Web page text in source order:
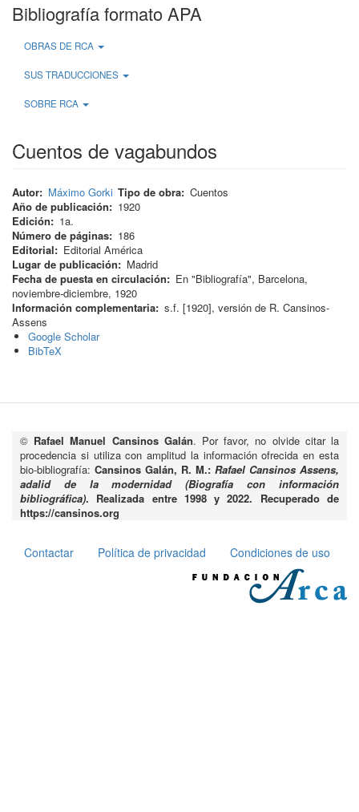
Bibliografía formato APA
OBRAS DE RCA
SUS TRADUCCIONES
SOBRE RCA
Cuentos de vagabundos
Autor Máximo Gorki Tipo de obra Cuentos
Año de publicación
1920
Edición
1a.
Número de páginas
186
Editorial
Editorial América
Lugar de publicación
Madrid
Fecha de puesta en circulación
En "Bibliografía", Barcelona,
noviembre-diciembre, 1920
Información complementaria s.f. [1920], versión de R. Cansinos-
Assens
Google Scholar
BibTeX
© Rafael Manuel Cansinos Galán. Por favor, no olvide citar la
procedencia si utiliza con amplitud la información ofrecida en esta
bio-bibliografía: Cansinos Galán, R. M.: Rafael Cansinos Assens,
adalid de la modernidad (Biografía con información
bibliográfica). Realizada entre 1998 y 2022. Recuperado de
https://cansinos.org
Pie
Contactar Política de privacidad Condiciones de uso